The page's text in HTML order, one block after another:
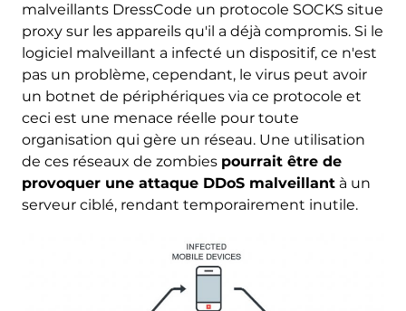
malveillants DressCode un protocole SOCKS situe
proxy sur les appareils qu'il a déjà compromis. Si le
logiciel malveillant a infecté un dispositif, ce n'est
pas un problème, cependant, le virus peut avoir
un botnet de périphériques via ce protocole et
ceci est une menace réelle pour toute
organisation qui gère un réseau. Une utilisation
de ces réseaux de zombies pourrait être de
provoquer une attaque DDoS malveillantà un
serveur ciblé, rendant temporairement inutile.